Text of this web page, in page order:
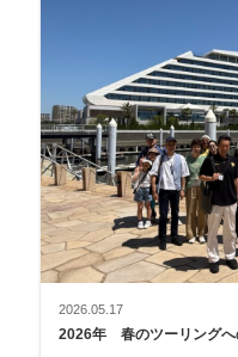
2026.05.17
2026年 春のツーリングへ